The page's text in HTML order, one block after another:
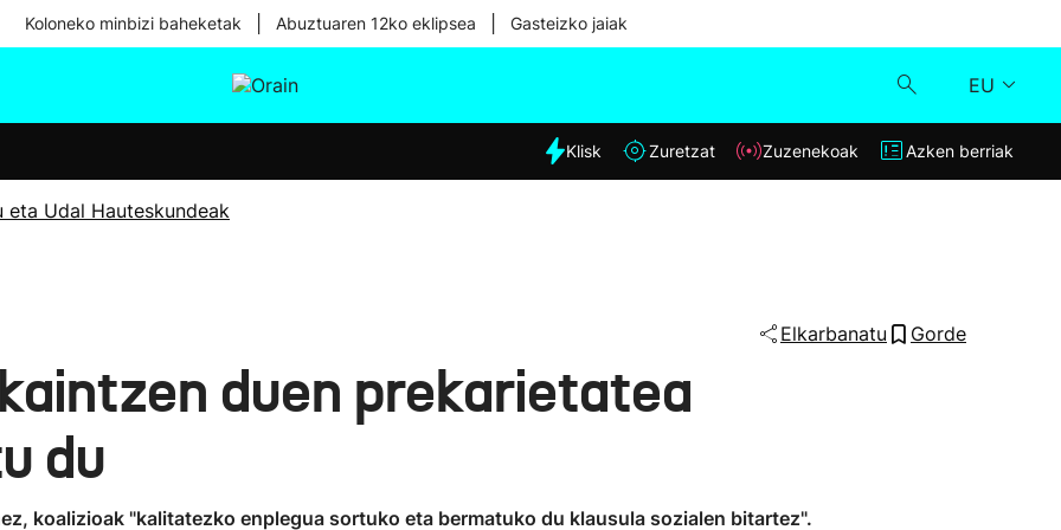
Koloneko minbizi baheketak Abuztuaren 12ko eklipsea Gasteizko jaiak
EU
Eguraldia
Klisk
Klisk Zuretzat Zuzenekoak Azken berriak
eta Udal Hauteskundeak
Elkarbanatu Gorde
duen prekarietatea
du
koalizioak "kalitatezko enplegua sortuko eta bermatuko du klausula sozialen bitartez".